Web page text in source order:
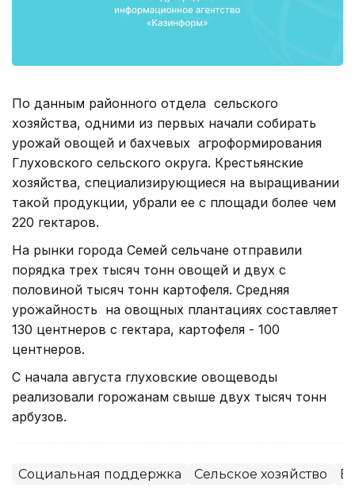
По данным районного отдела сельского
хозяйства, одними из первых начали собирать
урожай овощей и бахчевых агроформирования
Глуховского сельского округа. Крестьянские
хозяйства, специализирующиеся на выращивании
такой продукции, убрали ее с площади более чем
220 гектаров.
На рынки города Семей сельчане отправили
порядка трех тысяч тонн овощей и двух с
половиной тысяч тонн картофеля. Средняя
урожайность на овощных плантациях составляет
130 центнеров с гектара, картофеля - 100
центнеров.
С начала августа глуховские овощеводы
реализовали горожанам свыше двух тысяч тонн
арбузов.
Социальная поддержка Сельское хозяйство